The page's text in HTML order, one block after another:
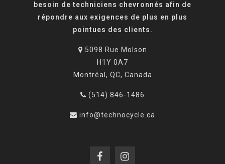
besoin de techniciens chevronnés afin de
répondre aux exigences de plus en plus
pointues des clients.
5098 Rue Molson
H1Y 0A7
Montréal, QC, Canada
(514) 846-1486
info@technocycle.ca